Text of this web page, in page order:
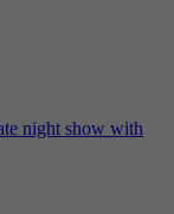
night show with